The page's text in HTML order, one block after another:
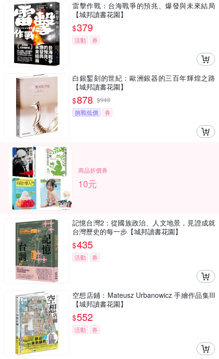
雷擊作戰：台海戰爭的預兆、爆發與未來結局
【城邦讀書花園】
$379
活動 券
白銀鏨刻的世紀：歐洲銀器的三百年輝煌之路
【城邦讀書花園】
$878 $948
挑戰低價
券
商品折價券
10元
記憶台灣2：從國族政治、人文地景，見證成就
台灣歷史的每一步【城邦讀書花園】
$435
活動 券
空想店鋪：Mateusz Urbanowicz 手繪作品集III
【城邦讀書花園】
$552
活動 券